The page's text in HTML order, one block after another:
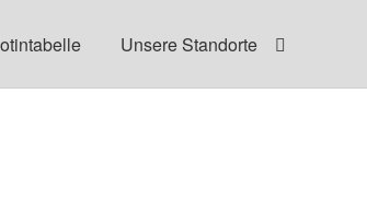
Unsere Standorte